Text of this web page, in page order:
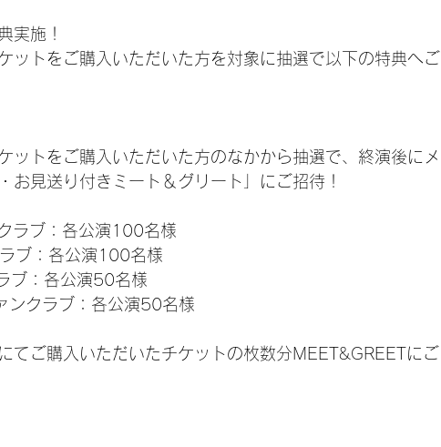
実施！
ットをご購入いただいた方を対象に抽選で以下の特典へご
ットをご購入いただいた方のなかから抽選で、終演後にメ
お見送り付きミート＆グリート」にご招待！
ラブ：各公演100名様
ブ：各公演100名様
ブ：各公演50名様
ンクラブ：各公演50名様
てご購入いただいたチケットの枚数分MEET&GREETにご